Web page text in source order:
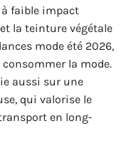
faible impact
la teinture végétale
mode été 2026,
la mode.
aussi sur une
qui valorise le
en long-